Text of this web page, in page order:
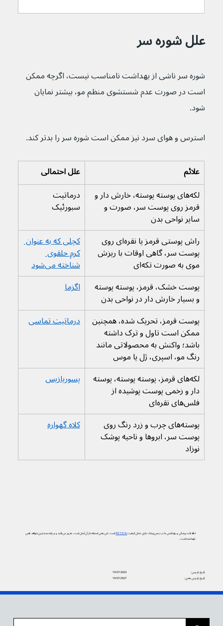
علل شوره سر
شوره سر ناشی از بهداشت نامناسب نیست، اگرچه ممکن
است در صورت عدم شستشوی منظم مو، بیشتر نمایان
شود.
استرس و هوای سرد نیز ممکن است شوره سر را بدتر کند.
علل احتمالی
علائم
درماتیت
سبورئیک
لکه‌های پوسته پوسته، خارش دار و
قرمز روی پوست سر، صورت و
سایر نواحی بدن
کچلی که به عنوان
کرم حلقوی
شناخته می‌شود
راش پوستی قرمز یا نقره‌ای روی
پوست سر، گاهی اوقات با ریزش
موی به صورت تکه‌ای
اگزما
پوست خشک، قرمز، پوسته پوسته
و بسیار خارش دار در نواحی بدن
درماتیت تماسی
پوست قرمز، تحریک شده، همچنین
ممکن است تاول و ترک داشته
باشد؛ واکنش به محصولاتی مانند
رنگ مو، اسپری، ژل یا موس
پسوریازیس
لکه‌های قرمز، پوسته پوسته، پوسته
دار و زخمی پوست پوشیده از
فلس‌های نقره‌ای
کلاه گهواره
پوسته‌های چرب و زرد رنگ روی
پوست سر، ابروها و ناحیه پوشک
نوزاد
اطلاعات پزشکی و بهداشتی ما در دیجی‌پزشک دارای نشان کیفیتPIF TICKاست. این یعنی استفاده از آن آسان است، به‌روز می‌باشد و بر پایه جدیدترین شواهد علمی
تهیه شده است.
19/07/2024
تاریخ بازبینی:
19/07/2027
تاریخ بازبینی بعدی: